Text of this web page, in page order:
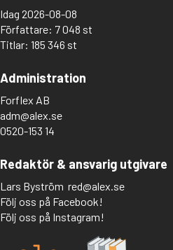
Idag 2026-08-08
Författare: 7 048 st
Titlar: 185 346 st
Administration
Forflex AB
adm@alex.se
0520-153 14
Redaktör & ansvarig utgivare
Lars Byström red@alex.se
Följ oss på Facebook!
Följ oss på Instagram!